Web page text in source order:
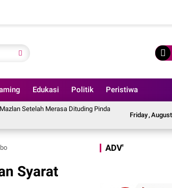
Edukasi Politik Peristiwa
Friday,August
Dituding Pindahkan Anggaran Perbaikan Jalan
Syarat
ADV'